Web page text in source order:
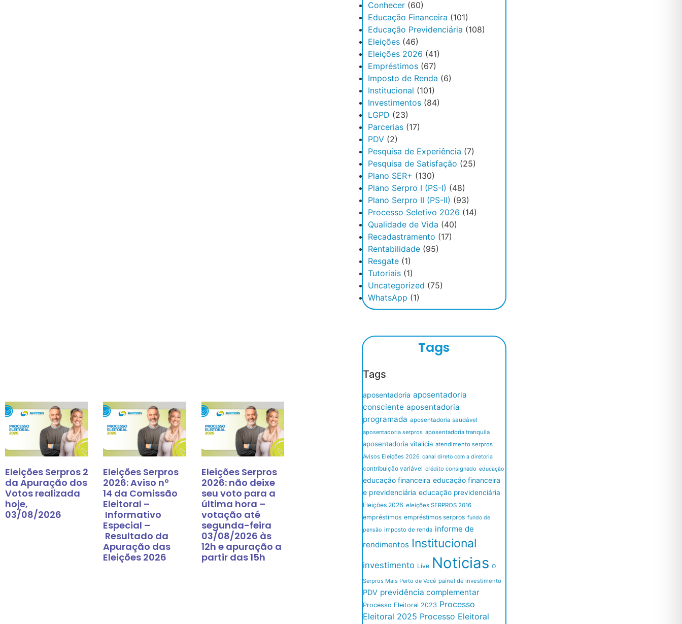
Conhecer(60)
Educação Financeira (101)
Educação Previdenciária (108)
Eleições(46)
Eleições 2026 (41)
Empréstimos(67)
Imposto de Renda (6)
Institucional (101)
Investimentos(84)
LGPD (23)
Parcerias(17)
PDV(2)
Pesquisa de Experiência (7)
Pesquisa de Satisfação (25)
Plano SER+ (130)
Plano Serpro I (PS-I) (48)
Plano Serpro II (PS-II) (93)
Processo Seletivo 2026 (14)
Qualidade de Vida (40)
Recadastramento (17)
Rentabilidade(95)
Resgate(1)
Tutoriais(1)
Uncategorized (75)
WhatsApp (1)
Eleições Serpros 2026: Resultado
da Apuração dos
Votos realizada
hoje,
03/08/2026
Eleições Serpros
2026: Aviso nº
14 da Comissão
Eleitoral –
Informativo
Especial –
Resultado da
Apuração das
Eleições 2026
Eleições Serpros
2026: não deixe
seu voto para a
última hora –
votação até
segunda-feira
03/08/2026 às
12h e apuração a
partir das 15h
Tags
Tags
aposentadoria aposentadoria
consciente aposentadoria
programada aposentadoria saudável
aposentadoria serpros aposentadoria tranquila
aposentadoria vitalícia atendimento serpros
Avisos Eleições 2026 canal direto com a diretoria
contribuição variável crédito consignado educação
educação financeira educação financeira
e previdenciária educação previdenciária
Eleições 2026 eleições SERPROS 2016
empréstimos empréstimos serpros fundo de
pensão imposto de renda informe de
rendimentos Institucional
investimento Live Noticias O
Serpros Mais Perto de Você painel de investimento
PDV previdência complementar
Processo Eleitoral 2023 Processo
Eleitoral 2025 Processo Eleitoral